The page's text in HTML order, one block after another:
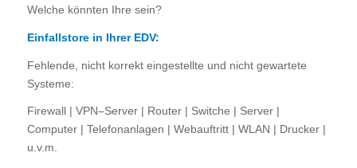
Welche könnten Ihre sein?
Einfallstore in Ihrer EDV:
Fehlende, nicht korrekt eingestellte und nicht gewartete
Systeme:
Firewall | VPN–Server | Router | Switche | Server |
Computer | Telefonanlagen | Webauftritt | WLAN | Drucker |
u.v.m.